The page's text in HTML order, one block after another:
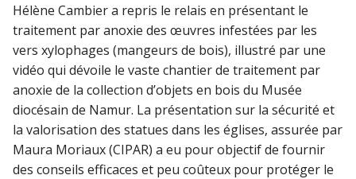
Hélène Cambier a repris le relais en présentant le
traitement par anoxie des œuvres infestées par les
vers xylophages (mangeurs de bois), illustré par une
vidéo qui dévoile le vaste chantier de traitement par
anoxie de la collection d’objets en bois du Musée
diocésain de Namur. La présentation sur la sécurité et
la valorisation des statues dans les églises, assurée par
Maura Moriaux (CIPAR) a eu pour objectif de fournir
des conseils efficaces et peu coûteux pour protéger le